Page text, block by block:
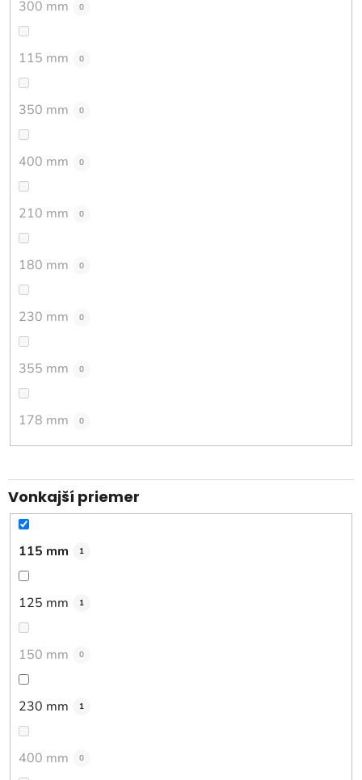
300 mm 0
115 mm 0
350 mm 0
400 mm 0
210 mm 0
180 mm 0
230 mm 0
355 mm 0
178 mm 0
Vonkajší priemer
115 mm 1
125 mm 1
150 mm 0
230 mm 1
400 mm 0